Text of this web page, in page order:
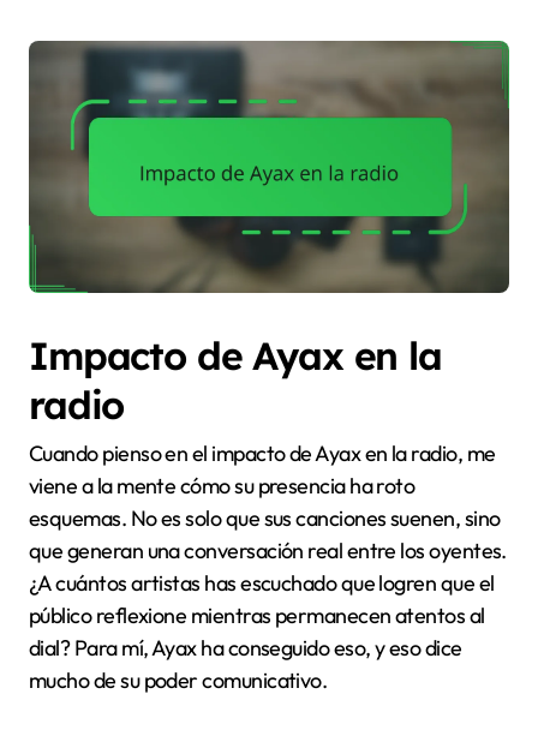
Impacto de Ayax en la
radio
Cuando pienso en el impacto de Ayax en la radio, me
viene a la mente cómo su presencia ha roto
esquemas. No es solo que sus canciones suenen, sino
que generan una conversación real entre los oyentes.
¿A cuántos artistas has escuchado que logren que el
público reflexione mientras permanecen atentos al
dial? Para mí, Ayax ha conseguido eso, y eso dice
mucho de su poder comunicativo.